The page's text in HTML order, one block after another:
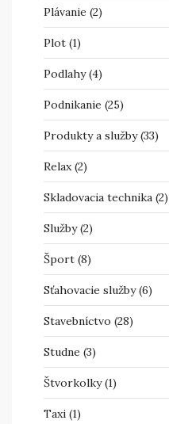
Plávanie (2)
Plot (1)
Podlahy(4)
Podnikanie (25)
Produkty a služby(33)
Relax(2)
Skladovacia technika (2)
Služby(2)
Šport (8)
Sťahovacie služby(6)
Stavebníctvo (28)
Studne (3)
Štvorkolky(1)
Taxi (1)